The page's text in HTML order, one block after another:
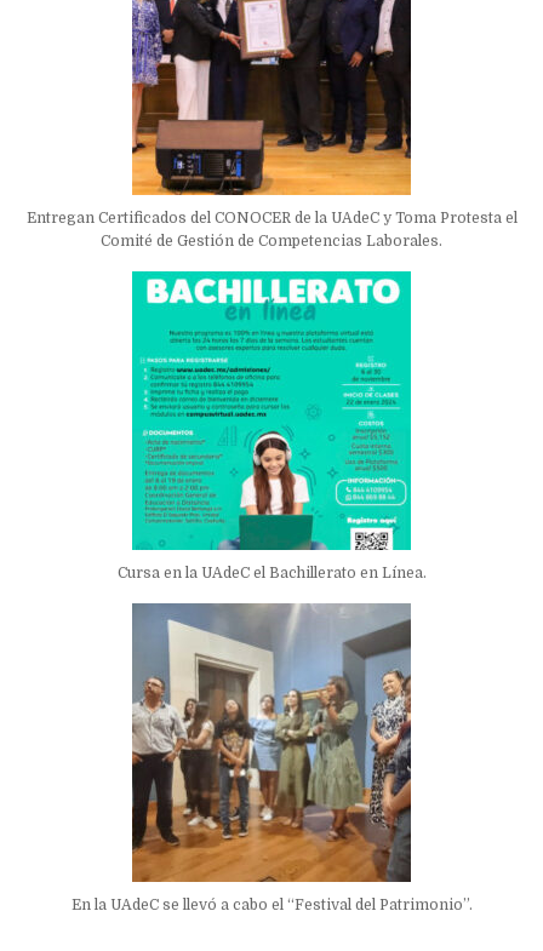
Entregan Certificados del CONOCER de la UAdeC y Toma Protesta el
Comité de Gestión de Competencias Laborales.
Cursa en la UAdeC el Bachillerato en Línea.
En la UAdeC se llevó a cabo el “Festival del Patrimonio”.